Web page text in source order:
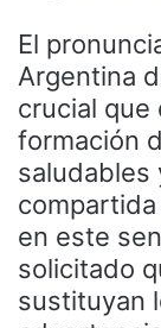
El
Argentina
crucial que
formación
saludables
en este
solicitado
sustituyan